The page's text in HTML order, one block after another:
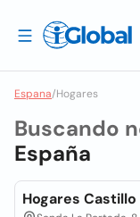
Espana/Hogares
Buscando
España
Hogares Castillo